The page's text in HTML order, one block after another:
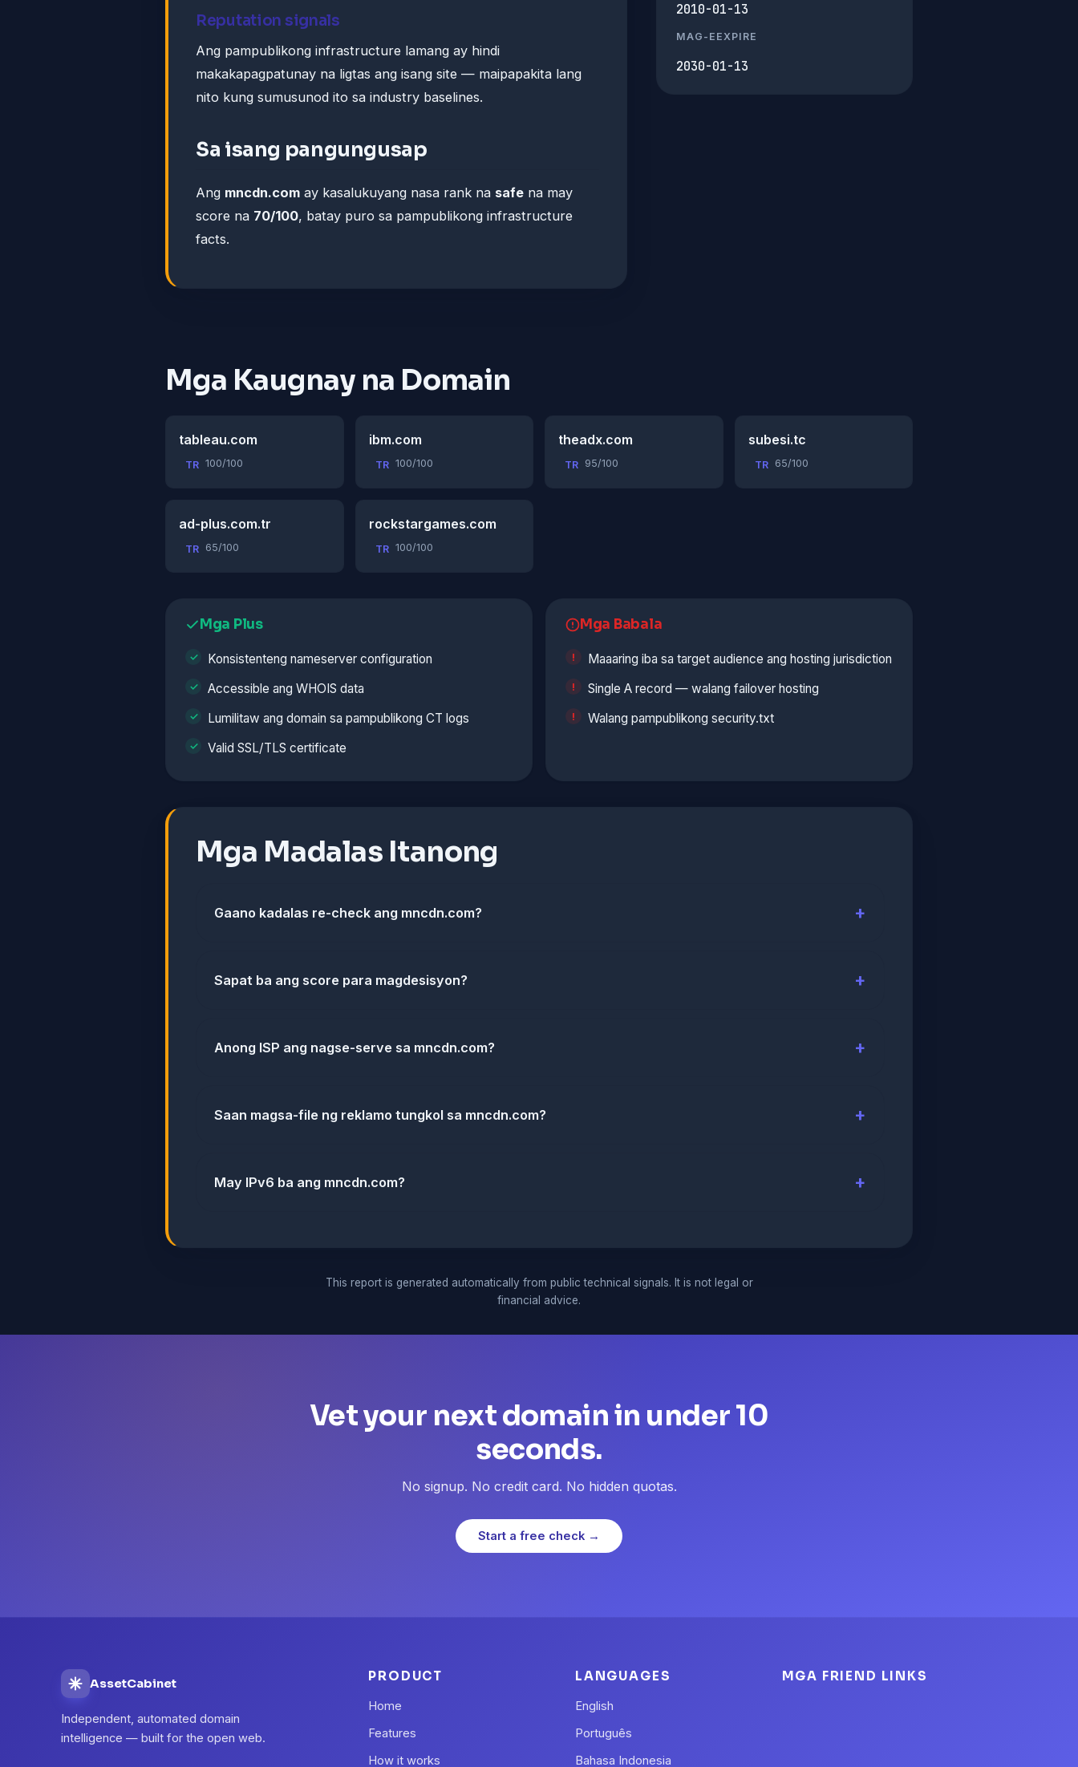
Reputation signals
Ang pampublikong infrastructure lamang ay hindi
makakapagpatunay na ligtas ang isang site — maipapakita lang
nito kung sumusunod ito sa industry baselines.
Sa isang pangungusap
Ang mncdn.com ay kasalukuyang nasa rank na safe na may
score na 70/100, batay puro sa pampublikong infrastructure
facts.
2010-01-13
MAG-EEXPIRE
2030-01-13
Mga Kaugnay na Domain
tableau.com
TR 100/100
ibm.com
TR 100/100
theadx.com
TR 95/100
subesi.tc
TR 65/100
ad-plus.com.tr
TR 65/100
rockstargames.com
TR 100/100
Mga Plus
Konsistenteng nameserver configuration
Accessible ang WHOIS data
Lumilitaw ang domain sa pampublikong CT logs
Valid SSL/TLS certificate
Mga Babala
Maaaring iba sa target audience ang hosting jurisdiction
Single A record — walang failover hosting
Walang pampublikong security.txt
Mga Madalas Itanong
Gaano kadalas re-check ang mncdn.com?
Sapat ba ang score para magdesisyon?
Anong ISP ang nagse-serve sa mncdn.com?
Saan magsa-file ng reklamo tungkol sa mncdn.com?
May IPv6 ba ang mncdn.com?
This report is generated automatically from public technical signals. It is not legal or
financial advice.
Vet your next domain in under 10
seconds.
No signup. No credit card. No hidden quotas.
Start a free check →
AssetCabinet
Independent, automated domain
intelligence — built for the open web.
PRODUCT
Home
Features
How it works
LANGUAGES
English
Português
Bahasa Indonesia
MGA FRIEND LINKS